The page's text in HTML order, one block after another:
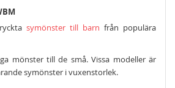
symönster till barn från populära
mönster till de små. Vissa modeller är
symönster i vuxenstorlek.